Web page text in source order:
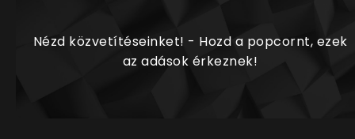
Nézd közvetítéseinket! - Hozd a popcornt, ezek
az adások érkeznek!